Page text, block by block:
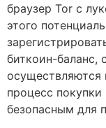
браузер Tor с
этого
биткоин-
осуществляются
процесс
безопасным для